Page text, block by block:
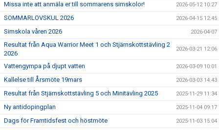
Missa inte att anmäla er till sommarens simskolor! 2026-05-12 10:27
SOMMARLOVSKUL 2026 2026-04-15 12:45
Simskola våren 2026 2026-04-07
Resultat från Aqua Warrior Meet 1 och Stjärnskottstävling 2
2026
2026-03-21 12:06
Vattengympa på djupt vatten 2026-03-09 10:01
Kallelse till Årsmöte 19mars 2026-03-03 14:43
Resultat från Stjärnskottstävling 5 och Minitävling 2025 2025-11-29 11:34
Ny antidopingplan 2025-11-04 09:17
Dags för Framtidsfest och höstmöte 2025-11-03 15:04